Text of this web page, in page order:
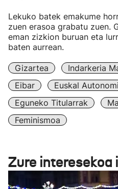
Lekuko batek emakume
zuen erasoa grabatu zuen.
eman zizkion buruan eta
baten aurrean.
Gizartea Indarkeria
Eibar
Euskal
Eguneko Titularrak
Feminismoa
Zure interesekoa